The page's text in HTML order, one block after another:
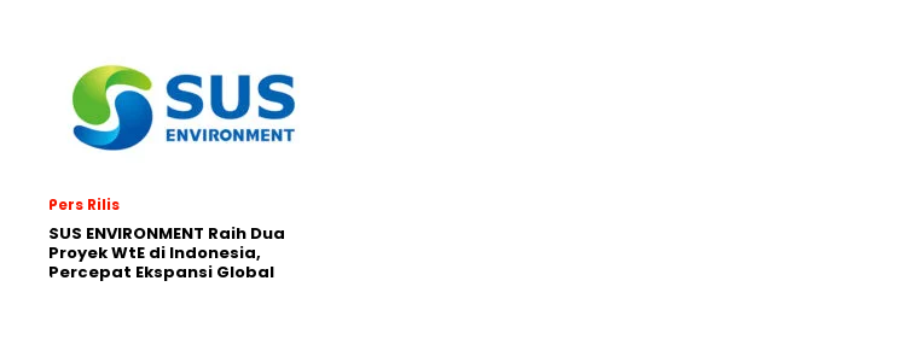
Pers Rilis
SUS ENVIRONMENT Raih Dua
Proyek WtE di Indonesia,
Percepat Ekspansi Global